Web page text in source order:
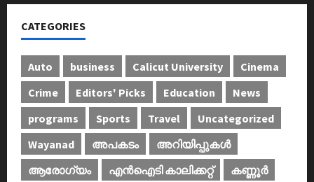
CATEGORIES
Auto business Calicut University
Cinema
Crime
Editors' Picks Education
News
programs
Sports Travel
Uncategorized
Wayanad
അപകടം
അറിയിപ്പുകള്‍
ആരോഗ്യം
എൻഐടി കാലിക്കറ്റ്
കണ്ണൂര്‍